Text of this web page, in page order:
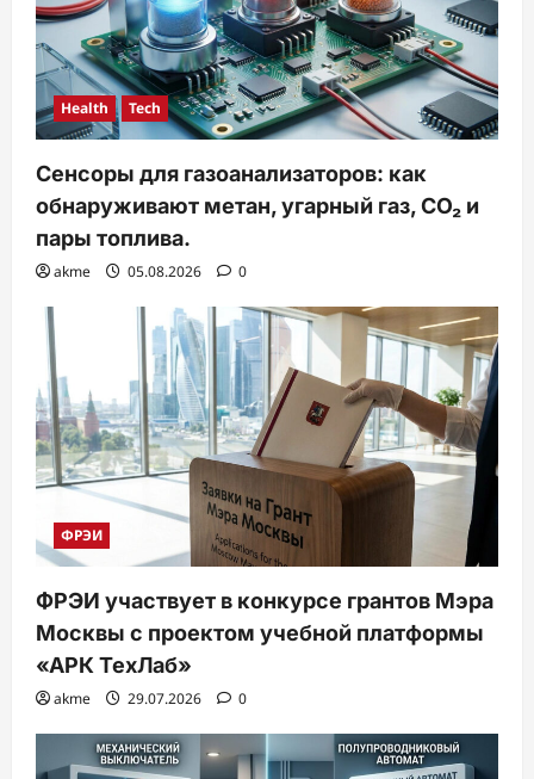
Health Tech
Сенсоры для газоанализаторов: как
обнаруживают метан, угарный газ, CO₂ и
пары топлива.
akme 05.08.2026 0
ФРЭИ
ФРЭИ участвует в конкурсе грантов Мэра
Москвы с проектом учебной платформы
«АРК ТехЛаб»
akme 29.07.2026 0